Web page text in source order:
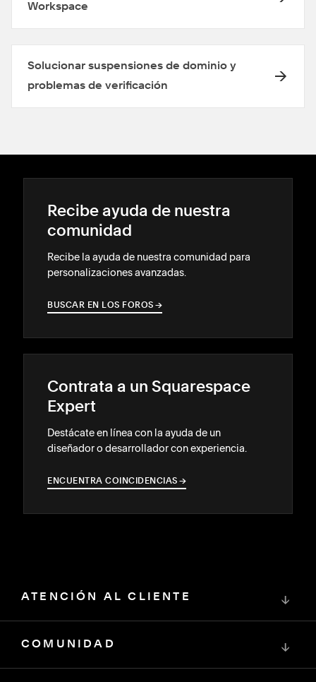
Workspace
Solucionar suspensiones de dominio y
problemas de verificación
Recibe ayuda de nuestra
comunidad
Recibe la ayuda de nuestra comunidad para
personalizaciones avanzadas.
BUSCAR EN LOS FOROS →
→
Contrata a un Squarespace
Expert
Destácate en línea con la ayuda de un
diseñador o desarrollador con experiencia.
ENCUENTRA COINCIDENCIAS →
→
ATENCIÓN AL CLIENTE ↓
COMUNIDAD ↓